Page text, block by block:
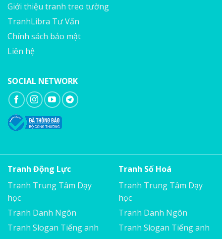
Giới thiệu tranh treo tường
TranhLibra Tư Vấn
Chính sách bảo mật
Liên hệ
SOCIAL NETWORK
Tranh Động Lực
Tranh Trung Tâm Dạy
học
Tranh Danh Ngôn
Tranh Slogan Tiếng anh
Tranh Số Hoá
Tranh Trung Tâm Dạy
học
Tranh Danh Ngôn
Tranh Slogan Tiếng anh